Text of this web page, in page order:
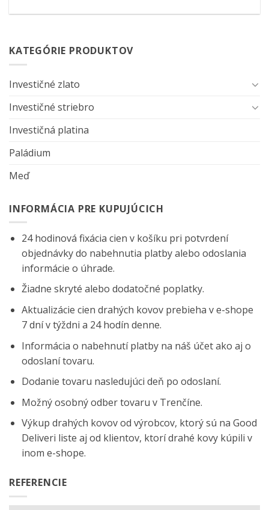
KATEGÓRIE PRODUKTOV
Investičné zlato
Investičné striebro
Investičná platina
Paládium
Meď
INFORMÁCIA PRE KUPUJÚCICH
24 hodinová fixácia cien v košíku pri potvrdení
objednávky do nabehnutia platby alebo odoslania
informácie o úhrade.
Žiadne skryté alebo dodatočné poplatky.
Aktualizácie cien drahých kovov prebieha v e-shope
7 dní v týždni a 24 hodín denne.
Informácia o nabehnutí platby na náš účet ako aj o
odoslaní tovaru.
Dodanie tovaru nasledujúci deň po odoslaní.
Možný osobný odber tovaru v Trenčíne.
Výkup drahých kovov od výrobcov, ktorý sú na Good
Deliveri liste aj od klientov, ktorí drahé kovy kúpili v
inom e-shope.
REFERENCIE